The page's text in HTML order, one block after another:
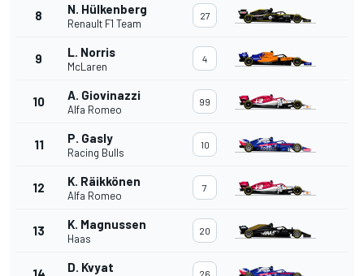
8 N. Hülkenberg
Renault F1 Team
27
9 L. Norris
McLaren
4
10 A. Giovinazzi
Alfa Romeo
99
11 P. Gasly
Racing Bulls
10
12 K. Räikkönen
Alfa Romeo
7
13 K. Magnussen
Haas
20
D. Kvyat 26